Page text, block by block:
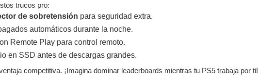
trucos pro:
de sobretensión para seguridad extra.
automáticos durante la noche.
Remote Play para control remoto.
en SSD antes de descargas grandes.
competitiva. ¡Imagina dominar leaderboards mientras tu PS5 trabaja por ti!